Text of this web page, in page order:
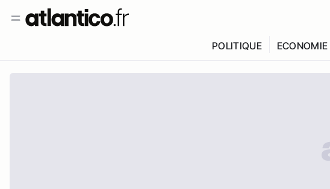
POLITIQUE ECONOMIE